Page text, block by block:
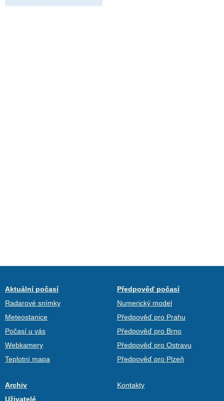
Aktuální počasí
Radarové snímky
Meteostanice
Počasí u vás
Webkamery
Teplotní mapa
Předpověď počasí
Numerický model
Předpověď pro Prahu
Předpověď pro Brno
Předpověď pro Ostravu
Předpověď pro Plzeň
Archiv
Uživatelé
Kontakty